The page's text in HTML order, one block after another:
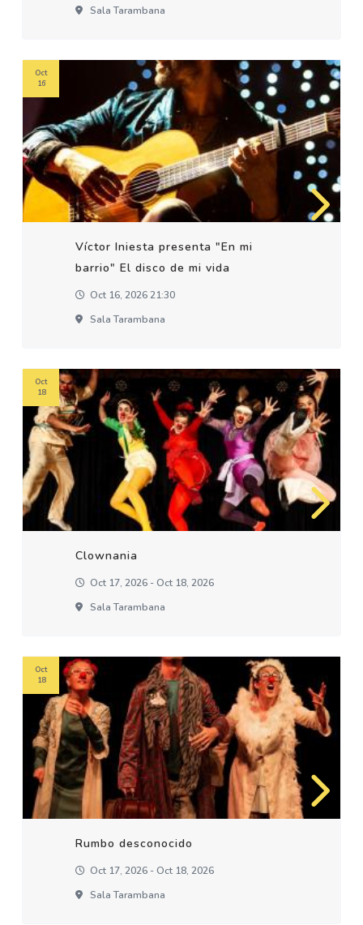
Sala Tarambana
Víctor Iniesta presenta "En mi
barrio" El disco de mi vida
Oct 16, 2026 21:30
Sala Tarambana
Oct
16
Clownania
Oct 17, 2026 - Oct 18, 2026
Sala Tarambana
Oct
18
Rumbo desconocido
Oct 17, 2026 - Oct 18, 2026
Sala Tarambana
Oct
18